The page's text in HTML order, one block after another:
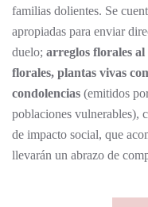
familias dolientes. Se
apropiadas para enviar
duelo; arreglos florales al
florales, plantas vivas
condolencias (emitidos
poblaciones vulnerables),
de impacto social, que
llevarán un abrazo de